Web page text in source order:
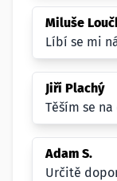
Miluše
Líbí se mi
Jiří Plachý
Těším se
Adam S.
Určitě